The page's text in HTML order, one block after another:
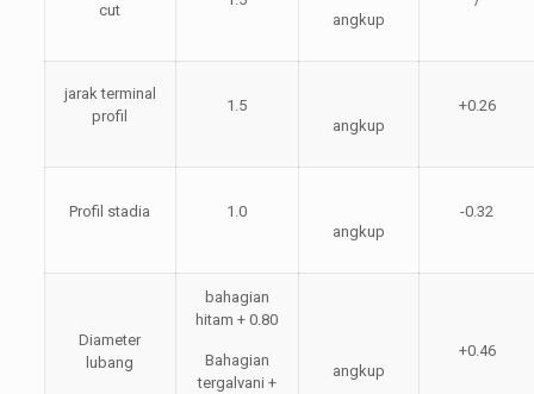
cut
angkup
jarak terminal
profil
1.5
angkup
+0.26
Profil stadia
1.0
angkup
-0.32
Diameter
lubang
bahagian
hitam + 0.80
Bahagian
tergalvani +
angkup
+0.46